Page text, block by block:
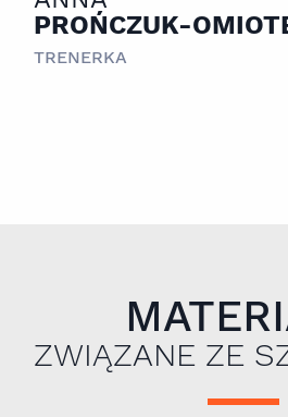
PROŃCZUK-
TRENERKA
ZWIĄZANE ZE